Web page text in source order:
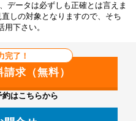
データは必ずしも正確とは言えま
しの対象となりますので、そち
下さい。
完了！
はこちらから